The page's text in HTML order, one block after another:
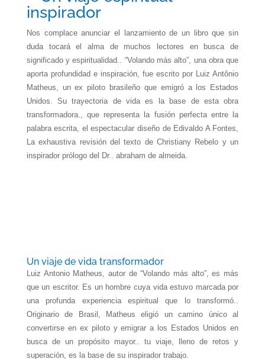
inspirador
Nos complace anunciar el lanzamiento de un libro que sin
duda tocará el alma de muchos lectores en busca de
significado y espiritualidad.. “Volando más alto”, una obra que
aporta profundidad e inspiración, fue escrito por Luiz Antônio
Matheus, un ex piloto brasileño que emigró a los Estados
Unidos. Su trayectoria de vida es la base de esta obra
transformadora., que representa la fusión perfecta entre la
palabra escrita, el espectacular diseño de Edivaldo A Fontes,
La exhaustiva revisión del texto de Christiany Rebelo y un
inspirador prólogo del Dr.. abraham de almeida.
Un viaje de vida transformador
Luiz Antonio Matheus, autor de “Volando más alto”, es más
que un escritor. Es un hombre cuya vida estuvo marcada por
una profunda experiencia espiritual que lo transformó..
Originario de Brasil, Matheus eligió un camino único al
convertirse en ex piloto y emigrar a los Estados Unidos en
busca de un propósito mayor.. tu viaje, lleno de retos y
superación, es la base de su inspirador trabajo.